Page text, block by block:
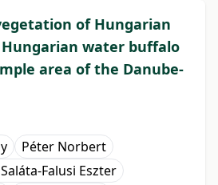
of Hungarian
water buffalo
area of the Danube-
Péter Norbert
Saláta-Falusi Eszter